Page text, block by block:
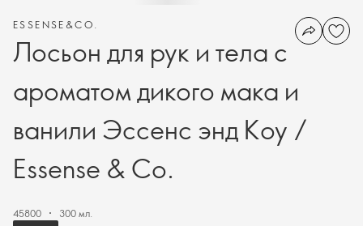
ESSENSE&CO.
Лосьон для рук и тела с
ароматом дикого мака и
ванили Эссенс энд Коу /
Essense & Co.
45800
300 мл.